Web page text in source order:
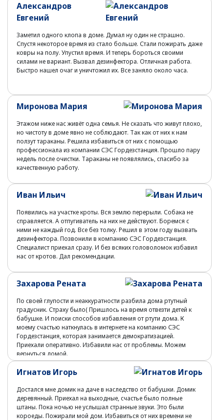
Александров
Евгений
Заметил одного клопа в доме. Думал ну один не страшно.
Спустя некоторое время из стало больше. Стали пожирать даже
ковры на полу. Упустил время. И теперь бороться своими
силами не вариант. Вызвал дезинфектора. Отличная работа.
Быстро нашел очаг и уничтожил их. Все заняло около часа.
Миронова Мария
Этажом ниже нас живёт одна семья. Не сказать что живут плохо,
но чистоту в доме явно не соблюдают. Так как от них к нам
ползут тараканы. Решила избавиться от них с помощью
профессионала из компании СЭС Гордезстанция. Прошло пару
недель после очистки. Тараканы не появлялись, спасибо за
качественную работу.
Иван Ильич
Появились на участке кроты. Вся землю перерыли. Собака не
справляется. А отпугиватель на них не действуют. Боремся с
ними не каждый год. Все без толку. Решил в этом году вызвать
дезинфектора. Позвонили в компанию СЭС Гордезстанция.
Специалист приехал сразу. И без всяких головоломок избавил
нас от кротов. Дал рекомендации.
Захарова Рената
По своей глупости и неаккуратности разбила дома ртутный
градусник. Страху было( Пришлось на время отвезти детей к
бабушке. И поиски способов избавления от ртути дома. К
моему счастью наткнулась в интернете на компанию СЭС
Гордезстанция, которая занимается демократизацией.
Приехали оперативно. Избавили нас от проблемы. Можем
вернуться домой.
Игнатов Игорь
Достался мне домик на даче в наследство от бабушки. Домик
деревянный. Приехал на выходные, счастье было полные
штаны. Пока ночью не услышал странные звуки. Это были
короеды. Пожирали мой дом. Избавиться от них времени не